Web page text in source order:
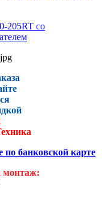
205RT со
й
монтаж: